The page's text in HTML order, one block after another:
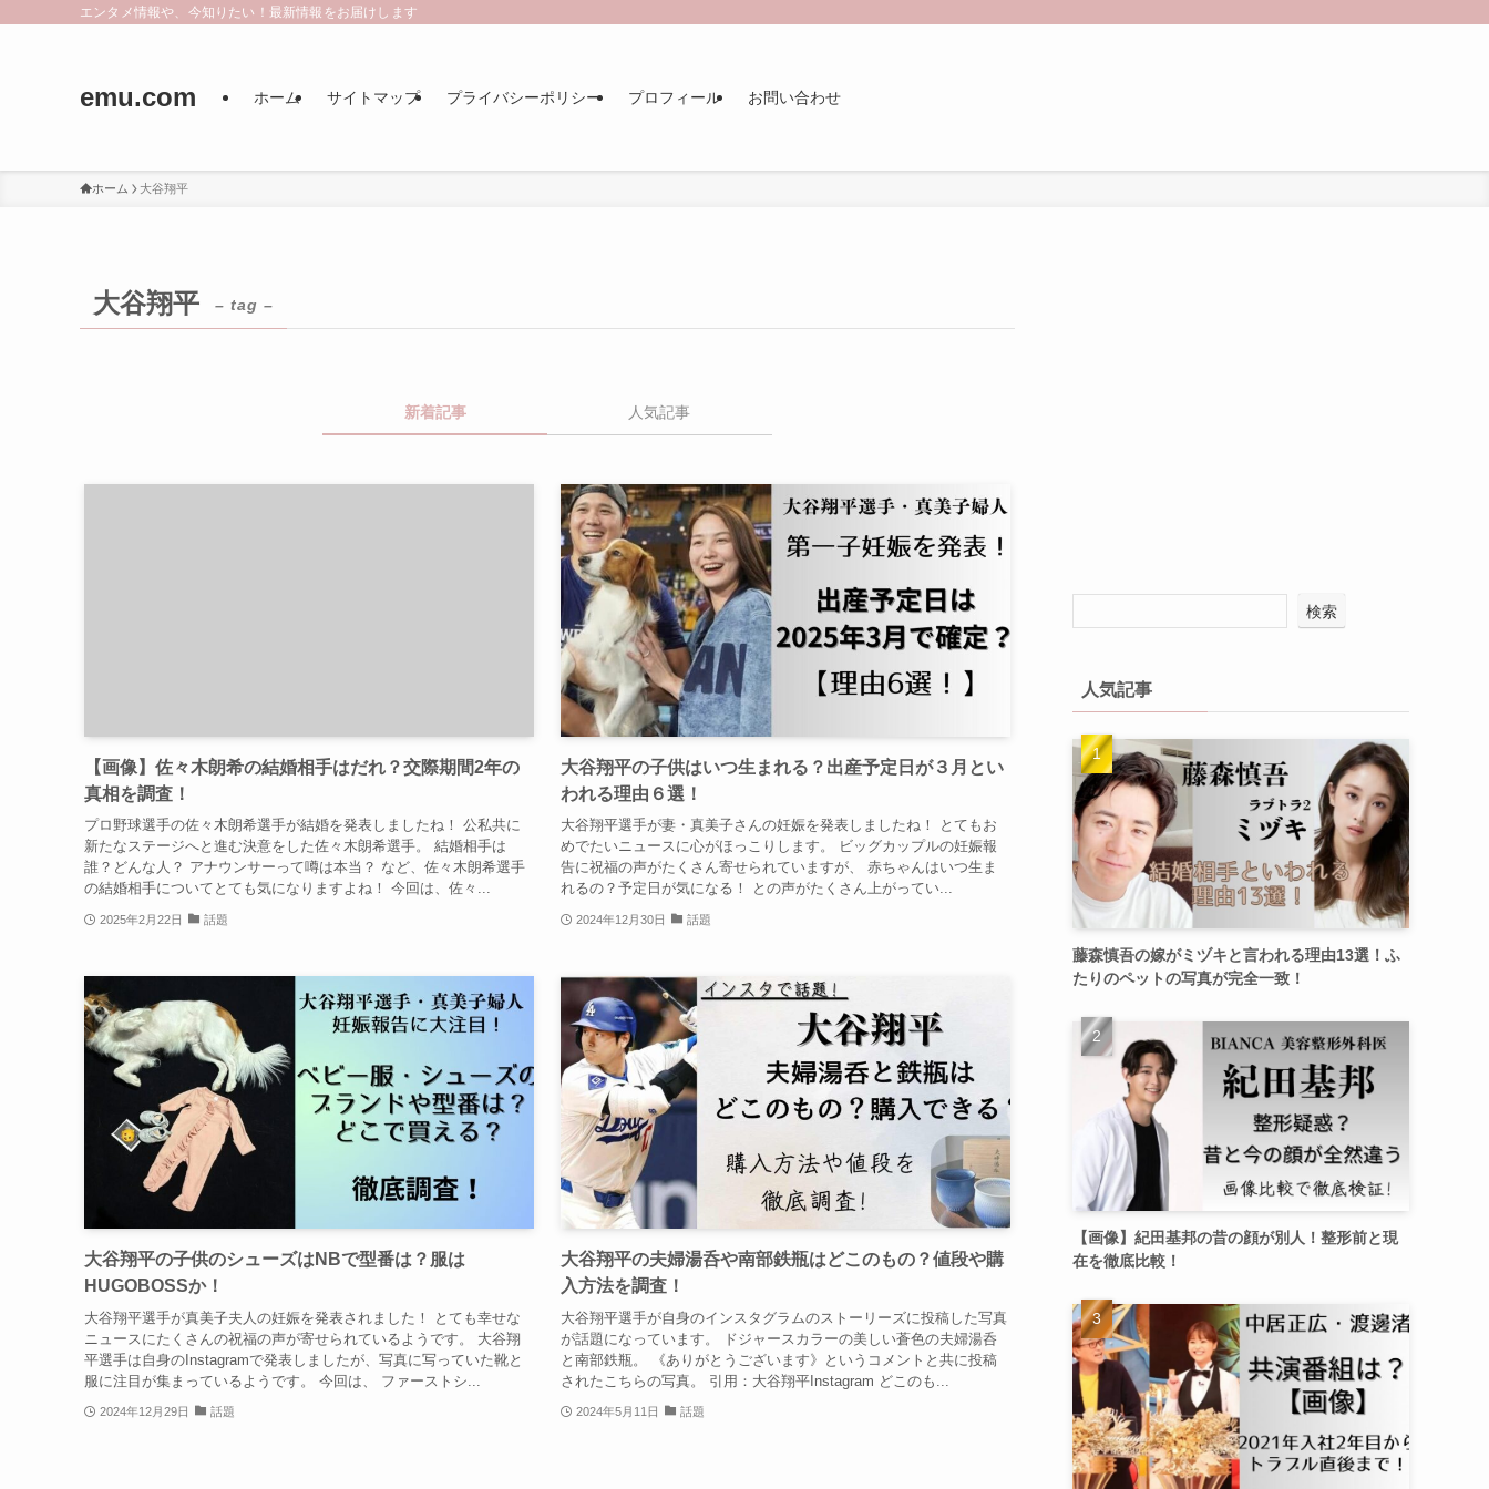
エンタメ情報や、今知りたい！最新情報をお届けします
emu.com ホーム サイトマップ プライバシーポリシー プロフィール お問い合わせ
ホーム 大谷翔平
大谷翔平 – tag –
新着記事 人気記事
【画像】佐々木朗希の結婚相手はだれ？交際期間2年の
真相を調査！
プロ野球選手の佐々木朗希選手が結婚を発表しましたね！ 公私共に
新たなステージへと進む決意をした佐々木朗希選手。 結婚相手は
誰？どんな人？ アナウンサーって噂は本当？ など、佐々木朗希選手
の結婚相手についてとても気になりますよね！ 今回は、佐々...
2025年2月22日 話題
大谷翔平の子供はいつ生まれる？出産予定日が３月とい
われる理由６選！
大谷翔平選手が妻・真美子さんの妊娠を発表しましたね！ とてもお
めでたいニュースに心がほっこりします。 ビッグカップルの妊娠報
告に祝福の声がたくさん寄せられていますが、 赤ちゃんはいつ生ま
れるの？予定日が気になる！ との声がたくさん上がってい...
2024年12月30日 話題
大谷翔平の子供のシューズはNBで型番は？服は
HUGOBOSSか！
大谷翔平選手が真美子夫人の妊娠を発表されました！ とても幸せな
ニュースにたくさんの祝福の声が寄せられているようです。 大谷翔
平選手は自身のInstagramで発表しましたが、写真に写っていた靴と
服に注目が集まっているようです。 今回は、 ファーストシ...
2024年12月29日 話題
大谷翔平の夫婦湯呑や南部鉄瓶はどこのもの？値段や購
入方法を調査！
大谷翔平選手が自身のインスタグラムのストーリーズに投稿した写真
が話題になっています。 ドジャースカラーの美しい蒼色の夫婦湯呑
と南部鉄瓶。 《ありがとうございます》というコメントと共に投稿
されたこちらの写真。 引用：大谷翔平Instagram どこのも...
2024年5月11日 話題
検索
人気記事
藤森慎吾の嫁がミヅキと言われる理由13選！ふ
たりのペットの写真が完全一致！
【画像】紀田基邦の昔の顔が別人！整形前と現
在を徹底比較！